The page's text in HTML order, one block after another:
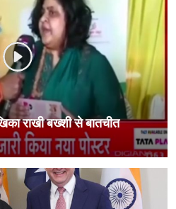
राखी बख्शी से बातचीत